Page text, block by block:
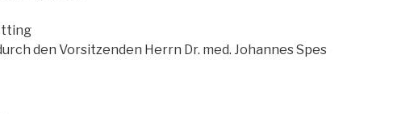
den Vorsitzenden Herrn Dr. med. Johannes Spes